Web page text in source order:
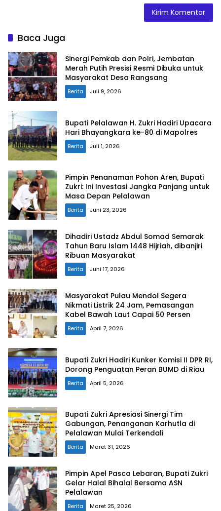
Baca Juga
Sinergi Pemkab dan Polri, Jembatan
Merah Putih Presisi Resmi Dibuka untuk
Masyarakat Desa Rangsang
Berita Juli 9, 2026
Bupati Pelalawan H. Zukri Hadiri Upacara
Hari Bhayangkara ke-80 di Mapolres
Berita Juli 1, 2026
Pimpin Penanaman Pohon Aren, Bupati
Zukri: Ini Investasi Jangka Panjang untuk
Masa Depan Pelalawan
Berita Juni 23, 2026
Dihadiri Ustadz Abdul Somad Semarak
Tahun Baru Islam 1448 Hijriah, dibanjiri
Ribuan Masyarakat
Berita Juni 17, 2026
Masyarakat Pulau Mendol Segera
Nikmati Listrik 24 Jam, Pemasangan
Kabel Bawah Laut Capai 50 Persen
Berita April 7, 2026
Bupati Zukri Hadiri Kunker Komisi II DPR RI,
Dorong Penguatan Peran BUMD di Riau
Berita April 5, 2026
Bupati Zukri Apresiasi Sinergi Tim
Gabungan, Penanganan Karhutla di
Pelalawan Mulai Terkendali
Berita Maret 31, 2026
Pimpin Apel Pasca Lebaran, Bupati Zukri
Gelar Halal Bihalal Bersama ASN
Pelalawan
Berita Maret 25, 2026